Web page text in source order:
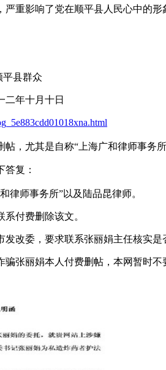
重影响了党在顺平县人民心中的
众
十日
，尤其是自称“上海广和律师事务
复：
律师事务所”以及 陆品昆律师。
付费删除该文。
改委，要求联系张丽娟主任核实是
张丽娟本人付费删帖，本网暂时